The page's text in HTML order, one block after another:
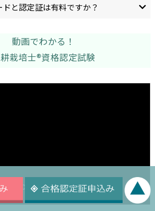
と認定証は有料ですか？
動画でわかる！
栽培士®資格認定試験